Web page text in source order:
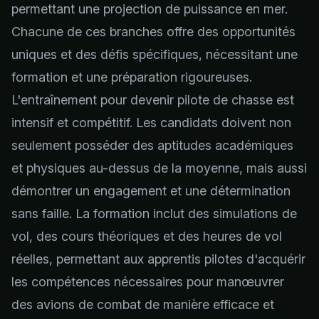
permettant une projection de puissance en mer.
Chacune de ces branches offre des opportunités
uniques et des défis spécifiques, nécessitant une
formation et une préparation rigoureuses.
L'entraînement pour devenir pilote de chasse est
intensif et compétitif. Les candidats doivent non
seulement posséder des aptitudes académiques
et physiques au-dessus de la moyenne, mais aussi
démontrer un engagement et une détermination
sans faille. La formation inclut des simulations de
vol, des cours théoriques et des heures de vol
réelles, permettant aux apprentis pilotes d'acquérir
les compétences nécessaires pour manœuvrer
des avions de combat de manière efficace et